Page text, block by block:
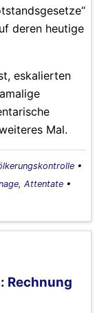
deren heutige
eskalierten
Mal.
•
Attentate •
Rechnung